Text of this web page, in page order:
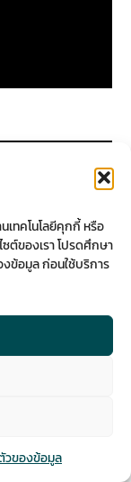
เทคโนโลยีคุกกี้ หรือ
ต์ของเรา โปรดศึกษา
ข้อมูล ก่อนใช้บริการ
วของข้อมูล